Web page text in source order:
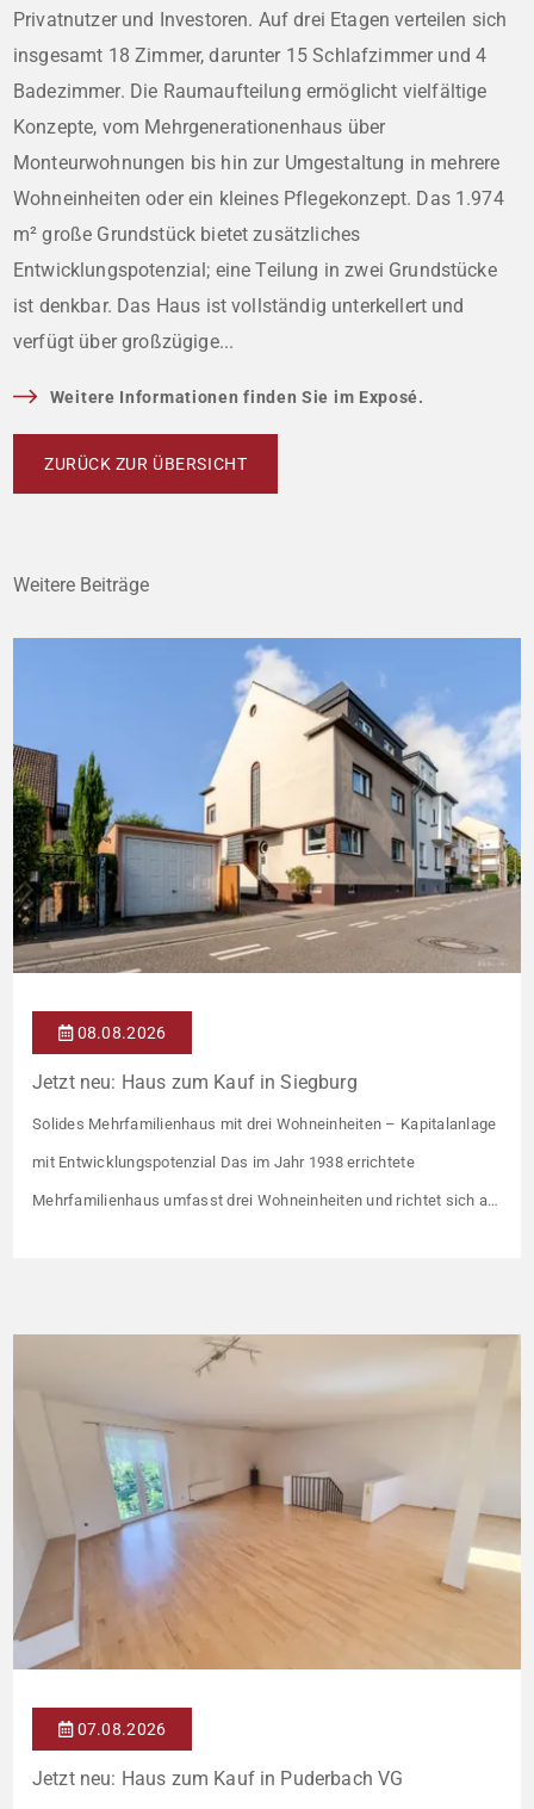
Privatnutzer und Investoren. Auf drei Etagen verteilen sich
insgesamt 18 Zimmer, darunter 15 Schlafzimmer und 4
Badezimmer. Die Raumaufteilung ermöglicht vielfältige
Konzepte, vom Mehrgenerationenhaus über
Monteurwohnungen bis hin zur Umgestaltung in mehrere
Wohneinheiten oder ein kleines Pflegekonzept. Das 1.974
m² große Grundstück bietet zusätzliches
Entwicklungspotenzial; eine Teilung in zwei Grundstücke
ist denkbar. Das Haus ist vollständig unterkellert und
verfügt über großzügige...
Weitere Informationen finden Sie im Exposé.
ZURÜCK ZUR ÜBERSICHT
Weitere Beiträge
08.08.2026
Jetzt neu: Haus zum Kauf in Siegburg
Solides Mehrfamilienhaus mit drei Wohneinheiten – Kapitalanlage
mit Entwicklungspotenzial Das im Jahr 1938 errichtete
Mehrfamilienhaus umfasst drei Wohneinheiten und richtet sich an
Damit liegt das Mietniveau deutlich unter dem ortsüblichen
07.08.2026
Jetzt neu: Haus zum Kauf in Puderbach VG